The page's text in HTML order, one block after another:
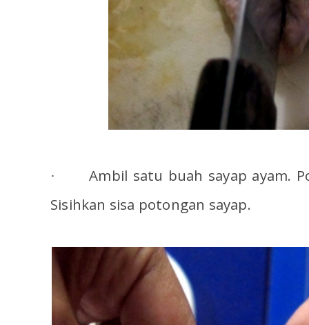
·
Ambil satu buah sayap ayam.
Sisihkan sisa potongan sayap.